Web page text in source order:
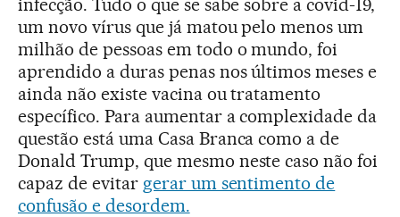
infecção. Tudo o que se sabe sobre a covid-19,
um novo vírus que já matou pelo menos um
milhão de pessoas em todo o mundo, foi
aprendido a duras penas nos últimos meses e
ainda não existe vacina ou tratamento
específico. Para aumentar a complexidade da
questão está uma Casa Branca como a de
Donald Trump, que mesmo neste caso não foi
capaz de evitar gerar um sentimento de
confusão e desordem.